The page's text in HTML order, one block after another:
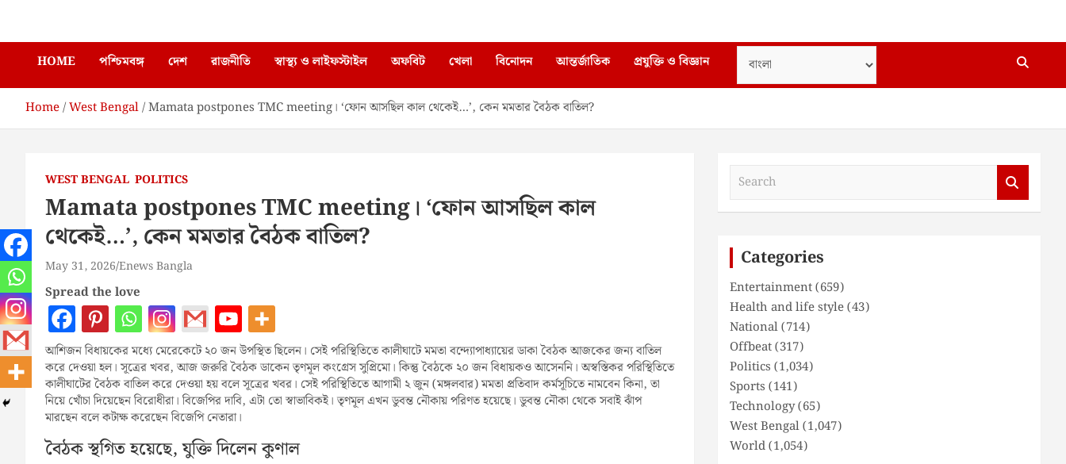
content
Enews Bangla
HOME পশ্চিমবঙ্গ দেশ রাজনীতি স্বাস্থ্য ও লাইফস্টাইল অফবিট খেলা বিনোদন আন্তর্জাতিক প্রযুক্তি ও বিজ্ঞান
Home West Bengal Mamata postpones TMC meeting। ‘ফোন আসছিল কাল থেকেই…’, কেন মমতার বৈঠক বাতিল?
WEST BENGAL POLITICS
Mamata postpones TMC meeting। ‘ফোন আসছিল কাল
থেকেই…’, কেন মমতার বৈঠক বাতিল?
May 31, 2026 Enews Bangla
Spread the love
আশিজন বিধায়কের মধ্যে মেরেকেটে ২০ জন উপস্থিত ছিলেন। সেই পরিস্থিতিতে কালীঘাটে মমতা বন্দ্যোপাধ্যায়ের ডাকা বৈঠক আজকের জন্য বাতিল
করে দেওয়া হল। সূত্রের খবর, আজ জরুরি বৈঠক ডাকেন তৃণমূল কংগ্রেস সুপ্রিমো। কিন্তু বৈঠকে ২০ জন বিধায়কও আসেননি। অস্বস্তিকর পরিস্থিতিতে
কালীঘাটের বৈঠক বাতিল করে দেওয়া হয় বলে সূত্রের খবর। সেই পরিস্থিতিতে আগামী ২ জুন (মঙ্গলবার) মমতা প্রতিবাদ কর্মসূচিতে নামবেন কিনা, তা
নিয়ে খোঁচা দিয়েছেন বিরোধীরা। বিজেপির দাবি, এটা তো স্বাভাবিকই। তৃণমূল এখন ডুবন্ত নৌকায় পরিণত হয়েছে। ডুবন্ত নৌকা থেকে সবাই ঝাঁপ
মারছেন বলে কটাক্ষ করেছেন বিজেপি নেতারা।
বৈঠক স্থগিত হয়েছে, যুক্তি দিলেন কুণাল
Categories
Entertainment(659)
Health and life style(43)
National(714)
Offbeat(317)
Politics (1,034)
Sports (141)
Technology(65)
West Bengal(1,047)
World(1,054)